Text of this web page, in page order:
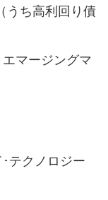
うち高利回り債
マージングマ
テクノロジー